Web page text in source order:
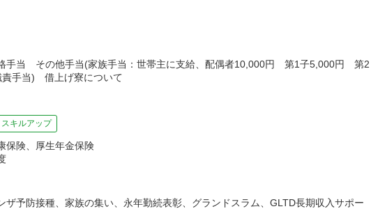
当 その他手当(家族手当：世帯主に支給、配偶者10,000円 第1子5,000円 第2
責手当) 借上げ寮について
スキルアップ
保険、厚生年金保険
予防接種、家族の集い、永年勤続表彰、グランドスラム、GLTD長期収入サポー